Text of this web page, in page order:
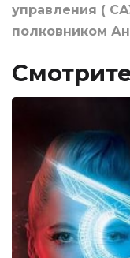
управления (
полковником